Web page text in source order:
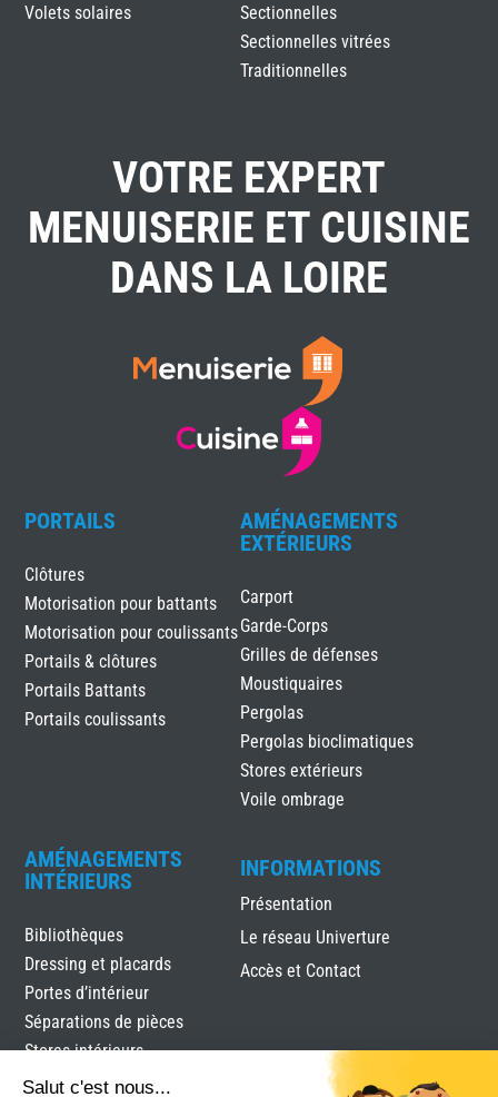
Volets solaires
Sectionnelles
Sectionnelles vitrées
Traditionnelles
VOTRE EXPERT
MENUISERIE ET CUISINE
DANS LA LOIRE
PORTAILS
Clôtures
Motorisation pour battants
Motorisation pour coulissants
Portails & clôtures
Portails Battants
Portails coulissants
AMÉNAGEMENTS
EXTÉRIEURS
Carport
Garde-Corps
Grilles de défenses
Moustiquaires
Pergolas
Pergolas bioclimatiques
Stores extérieurs
Voile ombrage
AMÉNAGEMENTS
INTÉRIEURS
Bibliothèques
Dressing et placards
Portes d’intérieur
Séparations de pièces
Stores intérieurs
Verrières
INFORMATIONS
Présentation
Le réseau Univerture
Accès et Contact
Salut c'est nous...